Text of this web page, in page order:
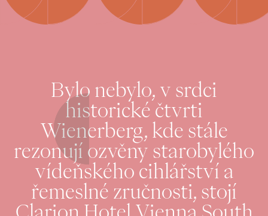
Bylo nebylo, v srdci
historické čtvrti
Wienerberg, kde stále
rezonují ozvěny starobylého
vídeňského cihlářství a
řemeslné zručnosti, stojí
Clarion Hotel Vienna South